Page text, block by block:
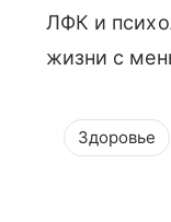
ЛФК и
жизни с
Здоровье